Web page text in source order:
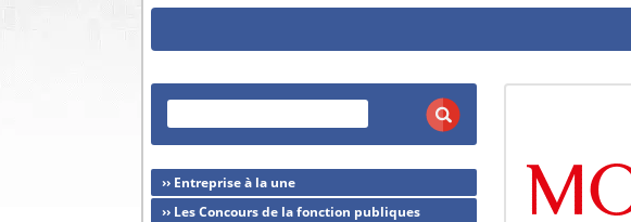
›› Entreprise à la une
›› Les Concours de la fonction publiques